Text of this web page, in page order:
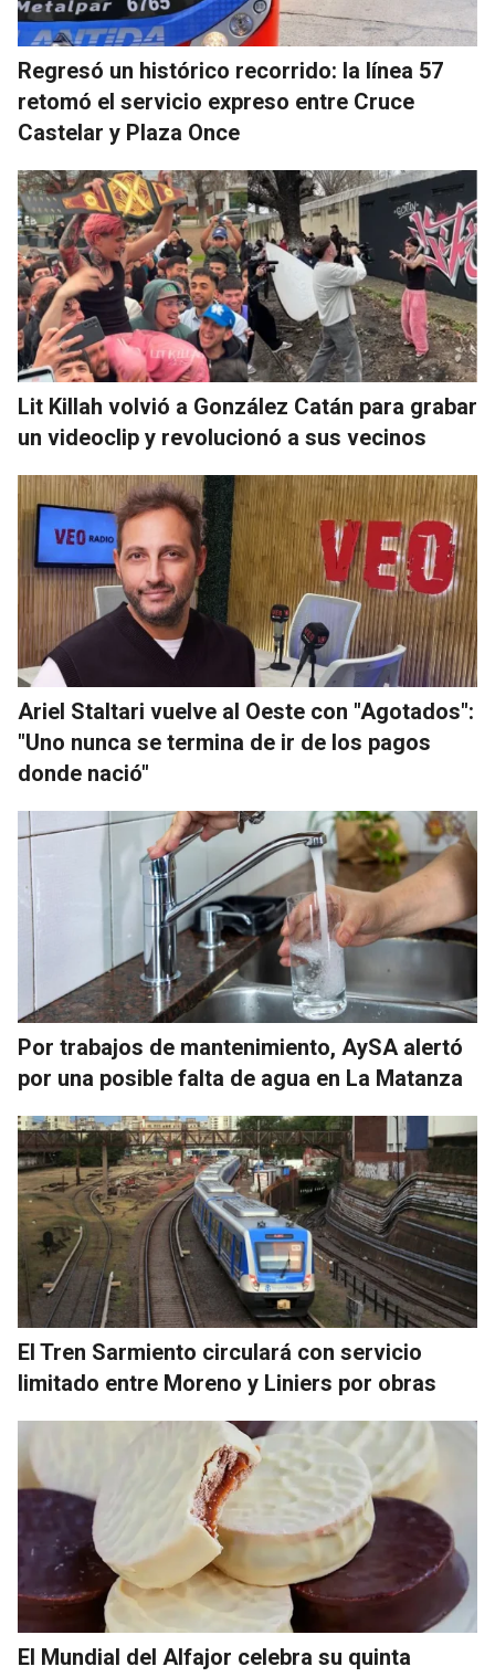
Regresó un histórico recorrido: la línea 57
retomó el servicio expreso entre Cruce
Castelar y Plaza Once
Lit Killah volvió a González Catán para grabar
un videoclip y revolucionó a sus vecinos
Ariel Staltari vuelve al Oeste con "Agotados":
"Uno nunca se termina de ir de los pagos
donde nació"
Por trabajos de mantenimiento, AySA alertó
por una posible falta de agua en La Matanza
El Tren Sarmiento circulará con servicio
limitado entre Moreno y Liniers por obras
El Mundial del Alfajor celebra su quinta